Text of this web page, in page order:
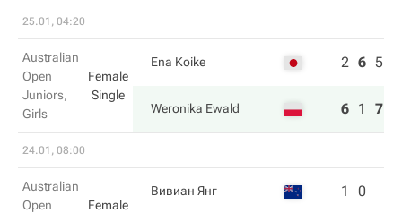
25.01, 04:20
Australian
Open
Juniors,
Girls
Female
Single
Ena Koike 2 6 5
Weronika Ewald 6 1 7
24.01, 08:00
Australian
Open
Female
Вивиан Янг 1 0